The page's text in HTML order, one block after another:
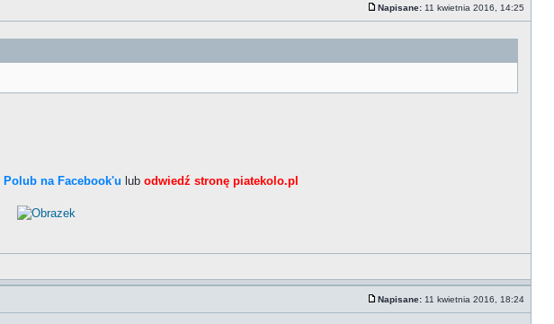
Napisane: 11 kwietnia 2016, 14:25
Polub na Facebook'u lub odwiedź stronę piatekolo.pl
Napisane: 11 kwietnia 2016, 18:24